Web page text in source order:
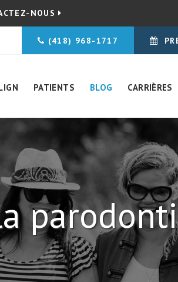
NOUS
(418) 968-1717
PATIENTS BLOG CARRIÈRES